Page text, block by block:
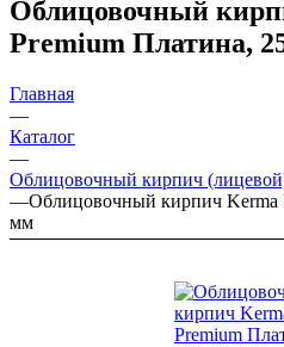
Облицовочный
Premium Платина,
Главная
—
Каталог
—
Облицовочный кирпич
—Облицовочный кирпич Kerma
мм